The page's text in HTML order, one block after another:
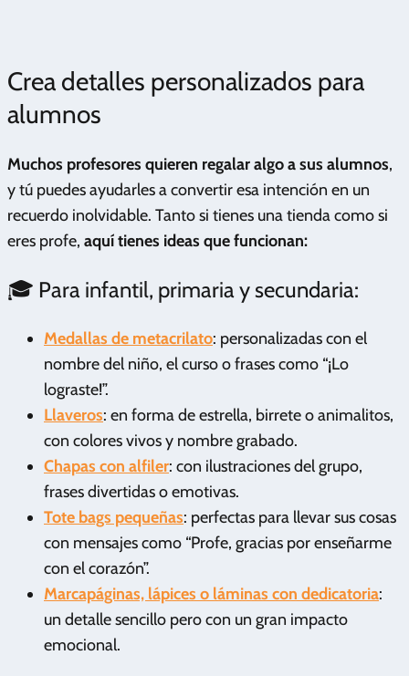
Crea detalles personalizados para
alumnos
Muchos profesores quieren regalar algo a sus alumnos,
y tú puedes ayudarles a convertir esa intención en un
recuerdo inolvidable. Tanto si tienes una tienda como si
eres profe, aquí tienes ideas que funcionan:
🎓 Para infantil, primaria y secundaria:
Medallas de metacrilato: personalizadas con el
nombre del niño, el curso o frases como “¡Lo
lograste!”.
Llaveros: en forma de estrella, birrete o animalitos,
con colores vivos y nombre grabado.
Chapas con alfiler: con ilustraciones del grupo,
frases divertidas o emotivas.
Tote bags pequeñas: perfectas para llevar sus cosas
con mensajes como “Profe, gracias por enseñarme
con el corazón”.
Marcapáginas, lápices o láminas con dedicatoria:
un detalle sencillo pero con un gran impacto
emocional.